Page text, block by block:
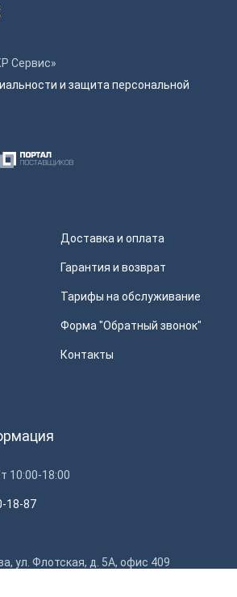
Сервис»
и защита персональной
Доставка и оплата
Гарантия и возврат
Тарифы на обслуживание
Форма "Обратный звонок"
Контакты
10:00-18:00
18-87
ул. Флотская, д. 5А, офис 409